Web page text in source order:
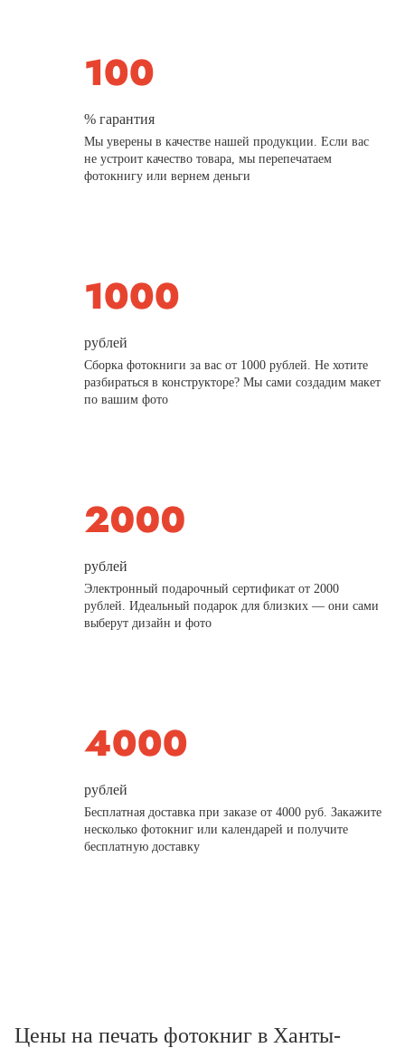
% гарантия
Мы уверены в качестве нашей продукции. Если вас
не устроит качество товара, мы перепечатаем
фотокнигу или вернем деньги
рублей
Сборка фотокниги за вас от 1000 рублей. Не хотите
разбираться в конструкторе? Мы сами создадим макет
по вашим фото
рублей
Электронный подарочный сертификат от 2000
рублей. Идеальный подарок для близких — они сами
выберут дизайн и фото
рублей
Бесплатная доставка при заказе от 4000 руб. Закажите
несколько фотокниг или календарей и получите
бесплатную доставку
Цены на печать фотокниг в Ханты-